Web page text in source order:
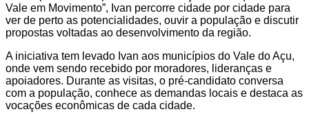
Vale em Movimento”, Ivan percorre cidade por cidade para
ver de perto as potencialidades, ouvir a população e discutir
propostas voltadas ao desenvolvimento da região.
A iniciativa tem levado Ivan aos municípios do Vale do Açu,
onde vem sendo recebido por moradores, lideranças e
apoiadores. Durante as visitas, o pré-candidato conversa
com a população, conhece as demandas locais e destaca as
vocações econômicas de cada cidade.